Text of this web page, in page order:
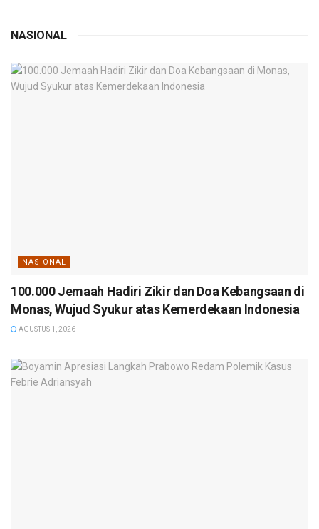
NASIONAL
NASIONAL
100.000 Jemaah Hadiri Zikir dan Doa Kebangsaan di
Monas, Wujud Syukur atas Kemerdekaan Indonesia
AGUSTUS 1, 2026